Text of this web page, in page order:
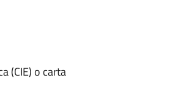
(CIE) o carta